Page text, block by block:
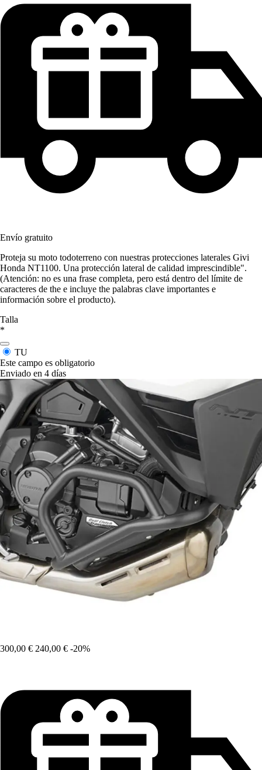
Envío gratuito
Proteja su moto todoterreno con nuestras protecciones laterales Givi
Honda NT1100. Una protección lateral de calidad imprescindible".
(Atención: no es una frase completa, pero está dentro del límite de
caracteres de the e incluye the palabras clave importantes e
información sobre el producto).
Talla
*
TU
Este campo es obligatorio
Enviado en 4 días
300,00 € 240,00 € -20%